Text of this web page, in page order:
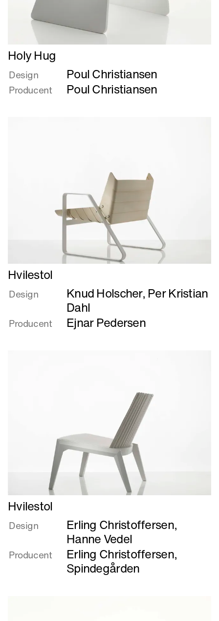
Læs
mere
om
Holy
Hug
Holy Hug
Design Poul Christiansen
Producent Poul Christiansen
Læs
mere
om
Hvilestol
Design Knud Holscher, Per Kristian
Dahl
Producent Ejnar Pedersen
Læs
mere
om
Hvilestol
Design Erling Christoffersen,
Hanne Vedel
Producent Erling Christoffersen,
Spindegården